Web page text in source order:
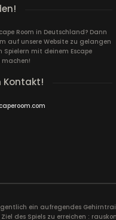
Room in Deutschland? Dann
auf unsere Website zu gelangen
Spielern mit deinem Escape
Kontakt!
ein aufregendes
des Spiels zu erreichen :